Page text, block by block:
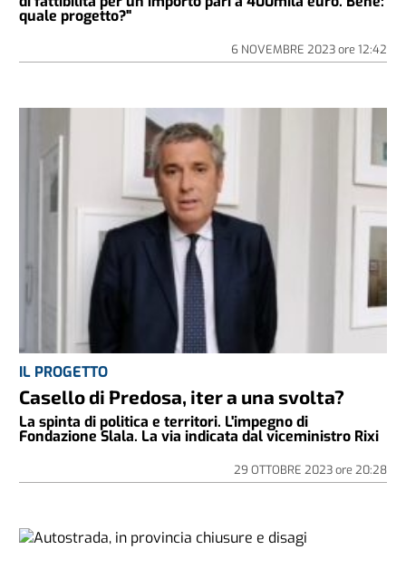
quale progetto?"
6 NOVEMBRE 2023ore 12:42
IL PROGETTO
Casello di Predosa, iter a una svolta?
La spinta di politica e territori. L'impegno di
Fondazione Slala. La via indicata dal viceministro Rixi
29 OTTOBRE 2023ore 20:28